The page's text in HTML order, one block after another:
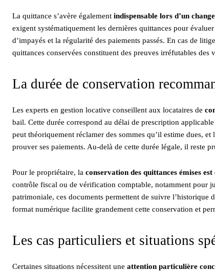
La quittance s’avère également indispensable lors d’un
exigent systématiquement les dernières quittances pour
d’impayés et la régularité des paiements passés. En cas de
quittances conservées constituent des preuves irréfutables
La durée de conservation
Les experts en gestion locative conseillent aux locataires de
bail. Cette durée correspond au délai de prescription
peut théoriquement réclamer des sommes qu’il estime dues,
prouver ses paiements. Au-delà de cette durée légale, il reste
Pour le propriétaire, la conservation des quittances émises
contrôle fiscal ou de vérification comptable, notamment pour
patrimoniale, ces documents permettent de suivre l’historique
format numérique facilite grandement cette conservation et
Les cas particuliers et situations
Certaines situations nécessitent une attention particulière